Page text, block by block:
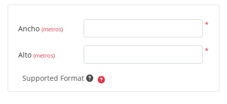
Ancho (metros) *
Alto (metros) *
Supported Format